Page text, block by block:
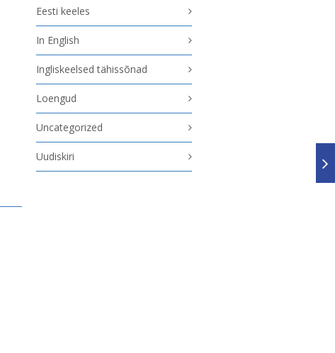
Eesti keeles
In English
Ingliskeelsed tähissõnad
Loengud
Uncategorized
Uudiskiri